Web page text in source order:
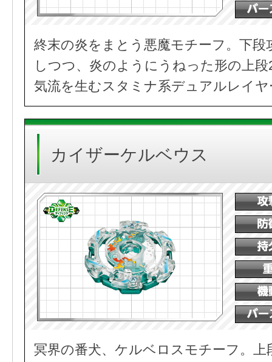
終末の炎をまとう悪魔モチーフ。下
しつつ、炎のようにうねった形の上
気流を生むスタミナ系デュアルレイヤ
カイザーケルベウス
冥界の番犬、ケルベロスモチーフ。上